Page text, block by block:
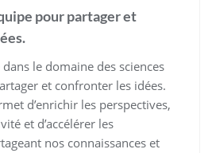
pour partager et
le domaine des sciences
et confronter les idées.
d’enrichir les perspectives,
et d’accélérer les
nos connaissances et